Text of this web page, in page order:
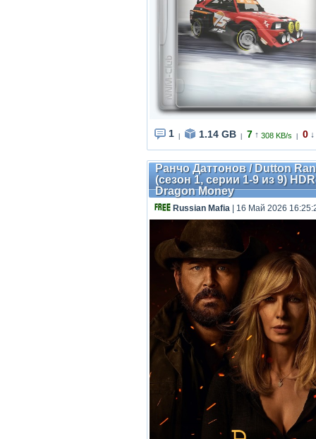
1 1.14 GB 7 ↑ 308 KB/s 0 ↓
Ранчо Даттонов / Dutton
(сезон 1, серии 1-9 из 9)
Dragon Money
Russian Mafia | 16 Май 2026